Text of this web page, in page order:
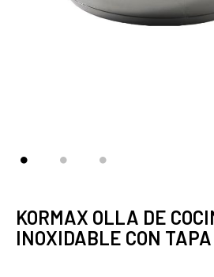
KORMAX OLLA DE
INOXIDABLE CON